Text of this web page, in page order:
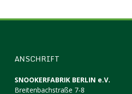
ANSCHRIFT
SNOOKERFABRIK BERLIN e.V.
Breitenbachstraße 7-8